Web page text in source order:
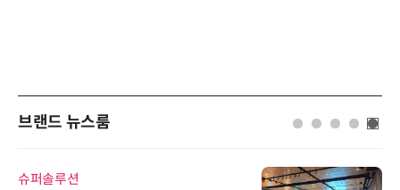
브랜드 뉴스룸
슈퍼솔루션